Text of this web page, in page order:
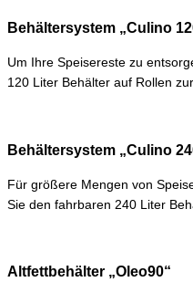
Behältersystem „Culino
Um Ihre Speisereste zu
120 Liter Behälter auf Rollen
Behältersystem „Culino
Für größere Mengen von
Sie den fahrbaren 240 Liter
Altfettbehälter „Oleo90“